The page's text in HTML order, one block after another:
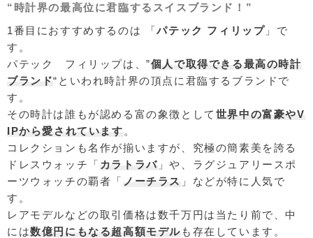
“時計界の最高位に君臨するスイスブランド！”
1番目におすすめするのは 「パテック フィリップ 」で
す。
パテック フィリップは、”個人で取得できる最高の時計
ブランド“といわれ時計界の頂点に君臨するブランドで
す。
その時計は誰もが認める富の象徴として 世界中の富豪やV
IPから愛されています 。
コレクションも名作が揃いますが、究極の簡素美を誇る
ドレスウォッチ「 カラトラバ 」や、ラグジュアリースポ
ーツウォッチの覇者「 ノーチラス 」などが特に人気で
す。
レアモデルなどの取引価格は数千万円は当たり前で、中
には数億円にもなる超高額モデル も存在しています。